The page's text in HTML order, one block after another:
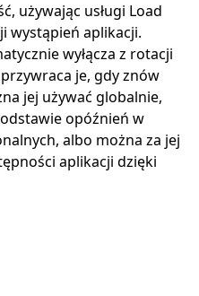
używając usługi Load
wystąpień aplikacji.
wyłącza z rotacji
je, gdy znów
jej używać globalnie,
opóźnień w
albo można za jej
aplikacji dzięki